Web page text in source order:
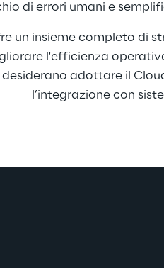
di errori umani e
un insieme completo di
l'efficienza
adottare il
l’integrazione con